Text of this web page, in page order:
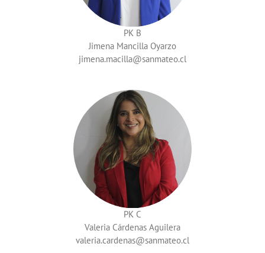
PK B
Jimena Mancilla Oyarzo
jimena.macilla
PK C
Valeria Cárdenas Aguilera
valeria.cardenas